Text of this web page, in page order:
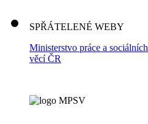
SPŘÁTELENÉ WEBY
Ministerstvo práce a sociálních
věcí ČR